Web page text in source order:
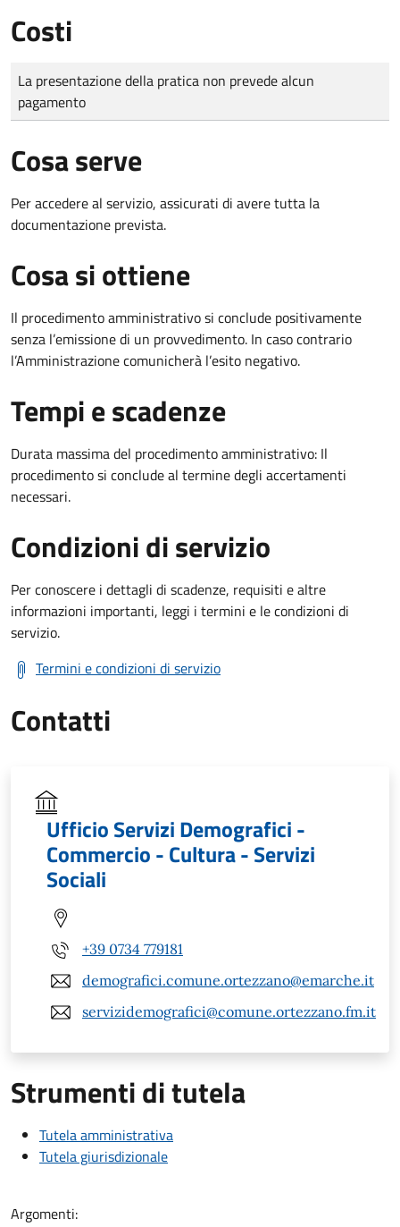
Costi
Tipo di pagamento
Importo
La presentazione della pratica non prevede alcun
pagamento
Cosa serve
Per accedere al servizio, assicurati di avere tutta la
documentazione prevista.
Cosa si ottiene
Il procedimento amministrativo si conclude positivamente
senza l’emissione di un provvedimento. In caso contrario
l’Amministrazione comunicherà l’esito negativo.
Tempi e scadenze
Durata massima del procedimento amministrativo: Il
procedimento si conclude al termine degli accertamenti
necessari.
Condizioni di servizio
Per conoscere i dettagli di scadenze, requisiti e altre
informazioni importanti, leggi i termini e le condizioni di
servizio.
Termini e condizioni di servizio
Contatti
Ufficio Servizi Demografici -
Commercio - Cultura - Servizi
Sociali
+39 0734 779181
demografici.comune.ortezzano@emarche.it
servizidemografici@comune.ortezzano.fm.it
Strumenti di tutela
Tutela amministrativa
Tutela giurisdizionale
Argomenti: